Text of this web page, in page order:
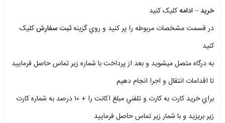
خريد – ادامهکليک کنيد
در قسمت مشخصات مربوطه را پر کنيد و روي گزينهثبت سفارشکليک
کنيد
به درگاه متصل ميشويد و بعد از پرداخت با شماره زير تماس حاصل فرماييد
تا اقدامات انتقال و اجرا انجام دهيم
براي خريد کارت به کارت و تلفني مبلغ اکانت را + ۱۰ درصد به شماره کارت
زير بريزيد و با شمار زير تماس حاصل فرماييد